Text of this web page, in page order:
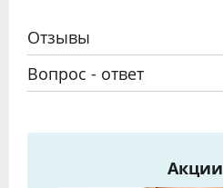
Отзывы
Вопрос - ответ
Акции